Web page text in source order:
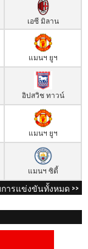
เอซี มิลาน
แมนฯ ยูฯ
อิปสวิช ทาวน์
แมนฯ ยูฯ
แมนฯ ซิตี้
ารแข่งขันทั้งหมด >>